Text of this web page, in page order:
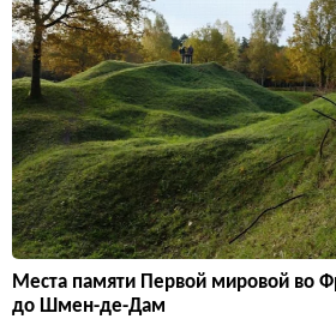
Места памяти Первой мировой во
до Шмен-де-Дам